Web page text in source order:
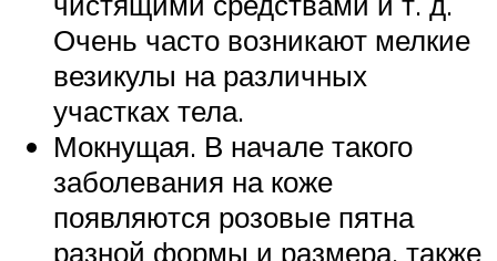
Очень часто возникают мелкие
везикулы на различных
участках тела.
Мокнущая. В начале такого
заболевания на коже
появляются розовые пятна
разной формы и размера, также